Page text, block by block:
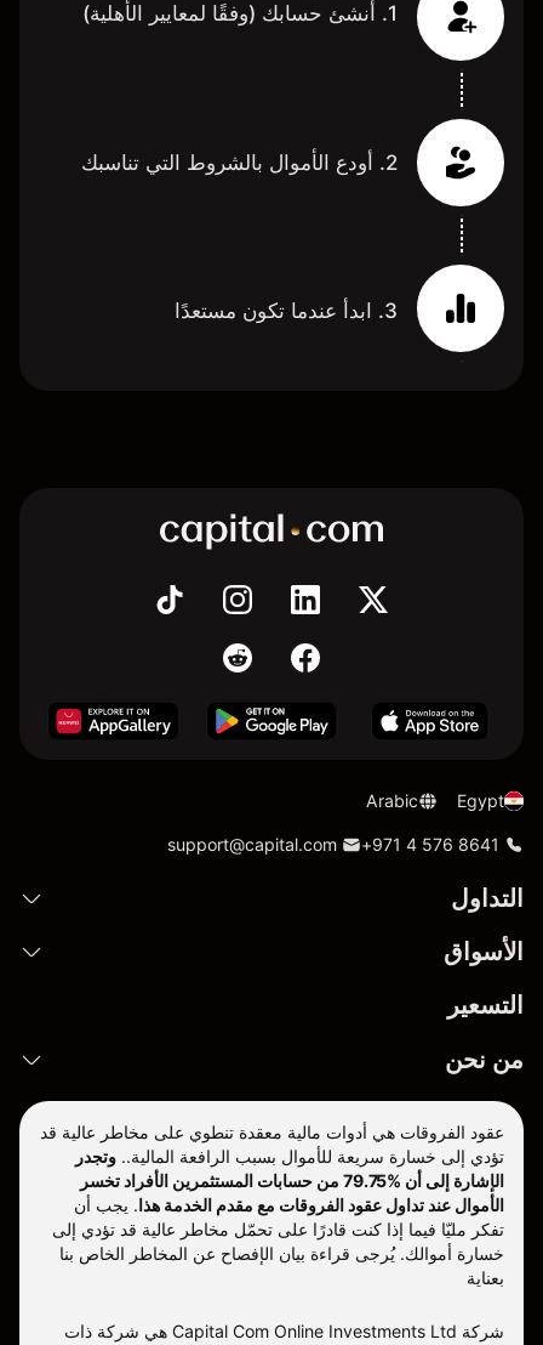
1. أنشئ حسابك (وفقًا لمعايير الأهلية)
2. أودع الأموال بالشروط التي تناسبك
3. ابدأ عندما تكون مستعدًا
Egypt
Arabic
+971 4 576 8641
support@capital.com
التداول
الأسواق
التسعير
من نحن
عقود الفروقات هي أدوات مالية معقدة تنطوي على مخاطر عالية قد
تؤدي إلى خسارة سريعة للأموال بسبب الرافعة المالية.. وتجدر
الإشارة إلى أن %79.75 من حسابات المستثمرين الأفراد تخسر
الأموال عند تداول عقود الفروقات مع مقدم الخدمة هذا. يجب أن
تفكر مليّا فيما إذا كنت قادرًا على تحمّل مخاطر عالية قد تؤدي إلى
خسارة أموالك. يُرجى قراءة بيان الإفصاح عن المخاطر الخاص بنا
بعناية
شركة Capital Com Online Investments Ltd هي شركة ذات